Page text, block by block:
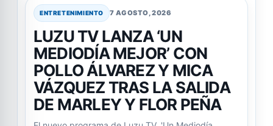
ENTRETENIMIENTO 7 AGOSTO, 2026
LUZU TV LANZA ‘UN
MEDIODÍA MEJOR’ CON
POLLO ÁLVAREZ Y MICA
VÁZQUEZ TRAS LA SALIDA
DE MARLEY Y FLOR PEÑA